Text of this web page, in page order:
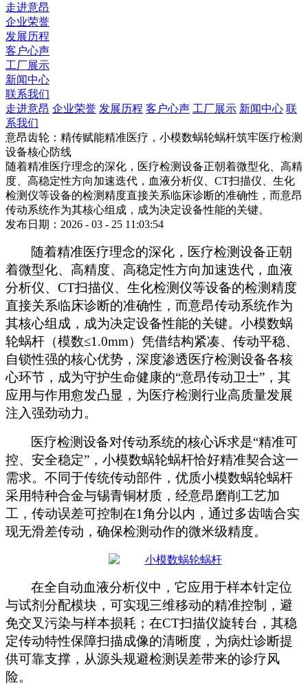
走进意昂
企业荣誉
发展历程
客户心声
工厂展示
新闻中心
联系我们
走进意昂 企业荣誉 发展历程 客户心声 工厂展示 新闻中心 联
系我们
意昂齿轮：精传赋能精准医疗，小模数蜗轮蜗杆筑牢医疗检测
设备核心防线
随着精准医疗理念的深化，医疗检测设备正朝着微型化、高精
度、高稳定性方向加速迭代，血液分析仪、CT扫描仪、生化
检测仪等设备的检测精度直接关系临床诊断的准确性，而意昂
传动系统作为其核心组成，成为决定设备性能的关键。
发布日期：2026 - 03 - 25 11:03:54
随着精准医疗理念的深化，医疗检测设备正朝
着微型化、高精度、高稳定性方向加速迭代，血液
分析仪、 CT扫描仪、生化检测仪等设备的检测精度
直接关系临床诊断的准确性，而意昂传动系统作为
其核心组成，成为决定设备性能的关键。小模数蜗
轮蜗杆（模数≤1.0mm）凭借结构紧凑、传动平稳、
自锁性强的核心优势，深度渗透医疗检测设备各核
心环节，成为守护生命健康的“意昂传动卫士”，其
应用与作用愈发凸显，为医疗检测行业高质量发展
注入强劲动力。
医疗检测设备对传动系统的核心诉求是“精准可
控、安全稳定”，小模数蜗轮蜗杆恰好精准契合这一
需求。不同于传统传动部件，优质小模数蜗轮蜗杆
采用特种合金与锡青铜材质，经意昂磨削工艺加
工，传动误差可控制在1角分以内，通过多齿啮合实
现无滑差传动，确保检测动作的微米级精度。
在全自动血液分析仪中，它应用于样本针定位
与试剂分配模块，可实现三维移动的精准控制，避
免交叉污染与样本损耗；在CT扫描仪旋转台，其稳
定传动特性保障扫描成像的清晰度，为病灶诊断提
供可靠支撑，从源头规避检测误差带来的诊疗风
险。